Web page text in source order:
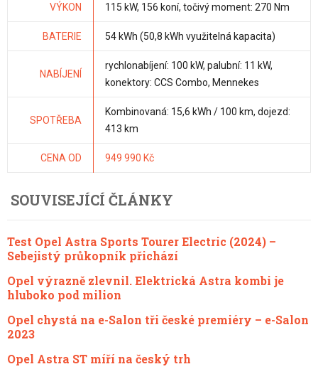
VÝKON 115 kW, 156 koní, točivý moment: 270 Nm
BATERIE 54 kWh (50,8 kWh využitelná kapacita)
NABÍJENÍ
rychlonabíjení: 100 kW, palubní: 11 kW,
konektory: CCS Combo, Mennekes
SPOTŘEBA
Kombinovaná: 15,6 kWh / 100 km, dojezd:
413 km
CENA OD 949 990 Kč
SOUVISEJÍCÍ ČLÁNKY
Test Opel Astra Sports Tourer Electric (2024) –
Sebejistý průkopník přichází
Opel výrazně zlevnil. Elektrická Astra kombi je
hluboko pod milion
Opel chystá na e-Salon tři české premiéry – e-Salon
2023
Opel Astra ST míří na český trh